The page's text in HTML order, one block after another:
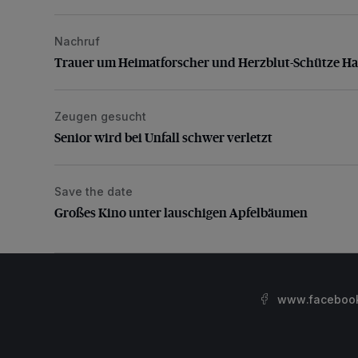
Trauer um Heimatforscher und Herzblut-Schütze
Nachruf
Trauer um Heimatforscher und Herzblut-Schütze
Senior wird bei Unfall schwer verletzt
Zeugen gesucht
Senior wird bei Unfall schwer verletzt
Großes Kino unter lauschigen Apfelbäumen
Save the date
Großes Kino unter lauschigen Apfelbäumen